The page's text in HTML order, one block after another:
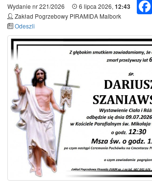
Wydanie nr 221/2026 6 lipca 2026, 12:43
Zakład Pogrzebowy PIRAMIDA Malbork
Odeszli